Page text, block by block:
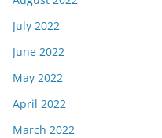
July 2022
June 2022
May 2022
April 2022
March 2022